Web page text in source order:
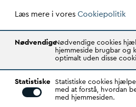
Læs mere i voresCookiepolitik
NødvendigeNødvendige cookies
hjemmeside brugbar og
optimalt uden disse
Statistiske Statistiske cookies
med at forstå, hvordan
med hjemmesiden.